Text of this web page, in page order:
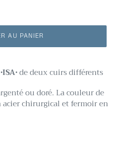
AU PANIER
•ISA•de deux cuirs différents
ou doré. La couleur de
acier chirurgical et fermoir en